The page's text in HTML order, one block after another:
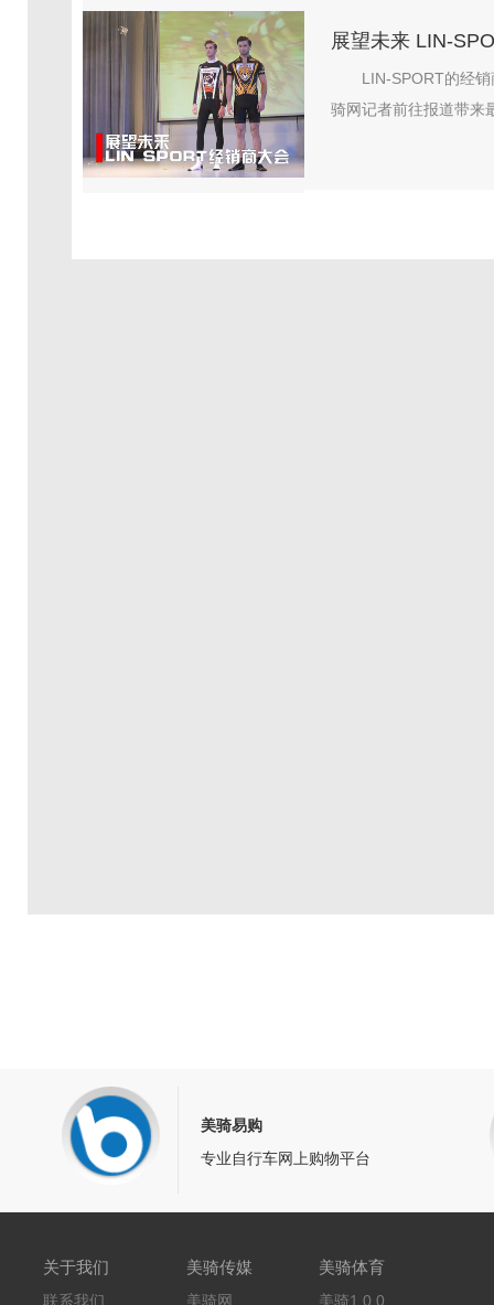
展望未来 LIN-
LIN-SPORT的经
骑网记者前往报道带来
美骑易购
专业自行车网上购物平台
关于我们
联系我们
美骑传媒
美骑网
美骑体育
美骑1 0 0